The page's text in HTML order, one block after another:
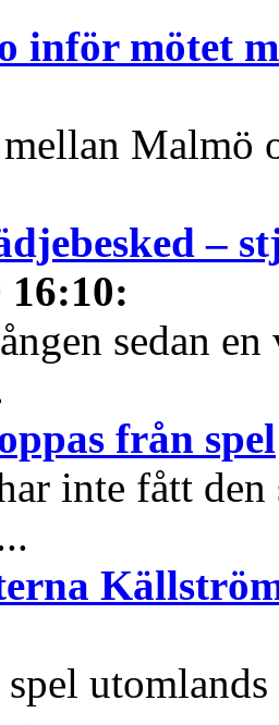
inför mötet
Malmö
–
16:10:
sedan
från spel
inte fått
spel